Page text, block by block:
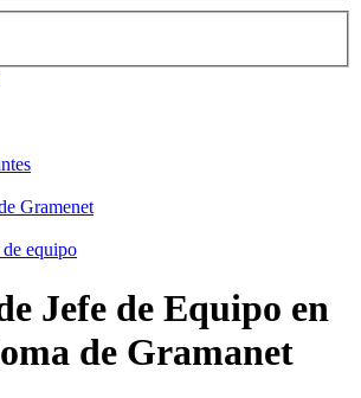
Gramenet
equipo
Jefe de Equipo en
de Gramanet